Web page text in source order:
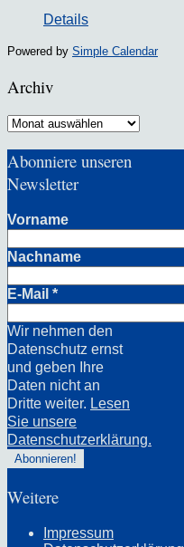
Details
Powered by Simple Calendar
Archiv
Archiv
Abonniere unseren
Newsletter
Vorname
Nachname
E-Mail *
Wir nehmen den
Datenschutz ernst
und geben Ihre
Daten nicht an
Dritte weiter. Lesen
Sie unsere
Datenschutzerklärung.
Weitere
Impressum